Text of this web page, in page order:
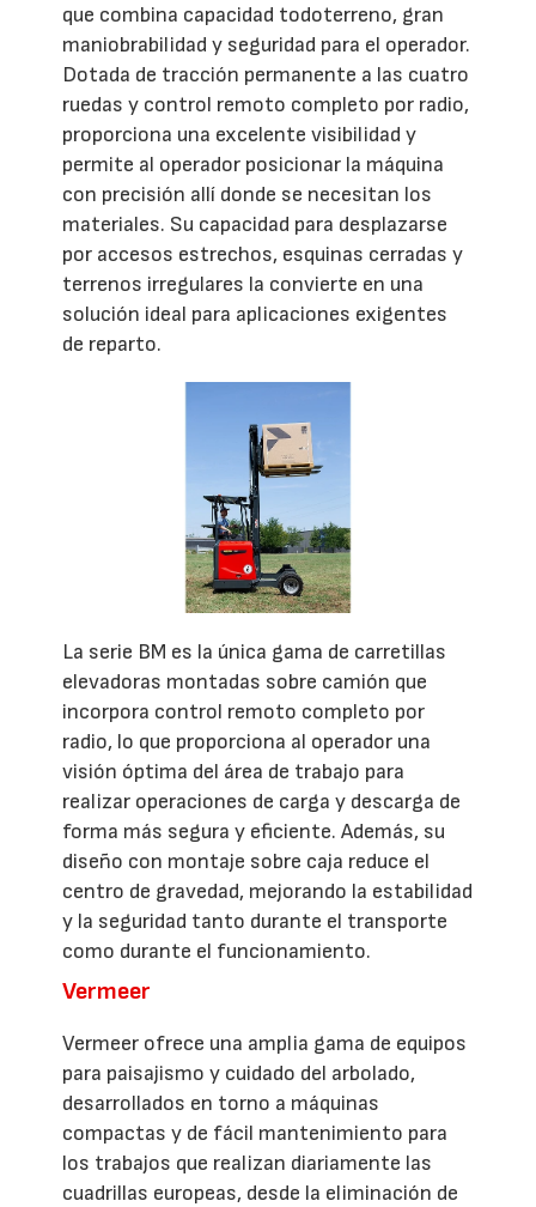
que combina capacidad todoterreno, gran
maniobrabilidad y seguridad para el operador.
Dotada de tracción permanente a las cuatro
ruedas y control remoto completo por radio,
proporciona una excelente visibilidad y
permite al operador posicionar la máquina
con precisión allí donde se necesitan los
materiales. Su capacidad para desplazarse
por accesos estrechos, esquinas cerradas y
terrenos irregulares la convierte en una
solución ideal para aplicaciones exigentes
de reparto.
La serie BM es la única gama de carretillas
elevadoras montadas sobre camión que
incorpora control remoto completo por
radio, lo que proporciona al operador una
visión óptima del área de trabajo para
realizar operaciones de carga y descarga de
forma más segura y eficiente. Además, su
diseño con montaje sobre caja reduce el
centro de gravedad, mejorando la estabilidad
y la seguridad tanto durante el transporte
como durante el funcionamiento.
Vermeer
Vermeer ofrece una amplia gama de equipos
para paisajismo y cuidado del arbolado,
desarrollados en torno a máquinas
compactas y de fácil mantenimiento para
los trabajos que realizan diariamente las
cuadrillas europeas, desde la eliminación de